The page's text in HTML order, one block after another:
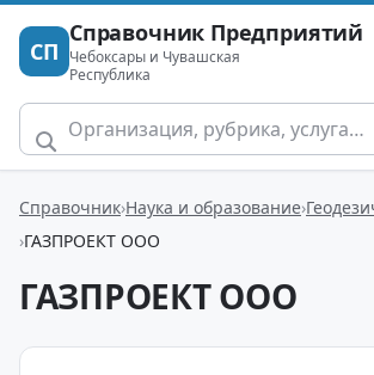
СП
Справочник Предприятий
Чебоксары и Чувашская
Республика
Справочник Наука и образование
ГАЗПРОЕКТ ООО
ГАЗПРОЕКТ ООО